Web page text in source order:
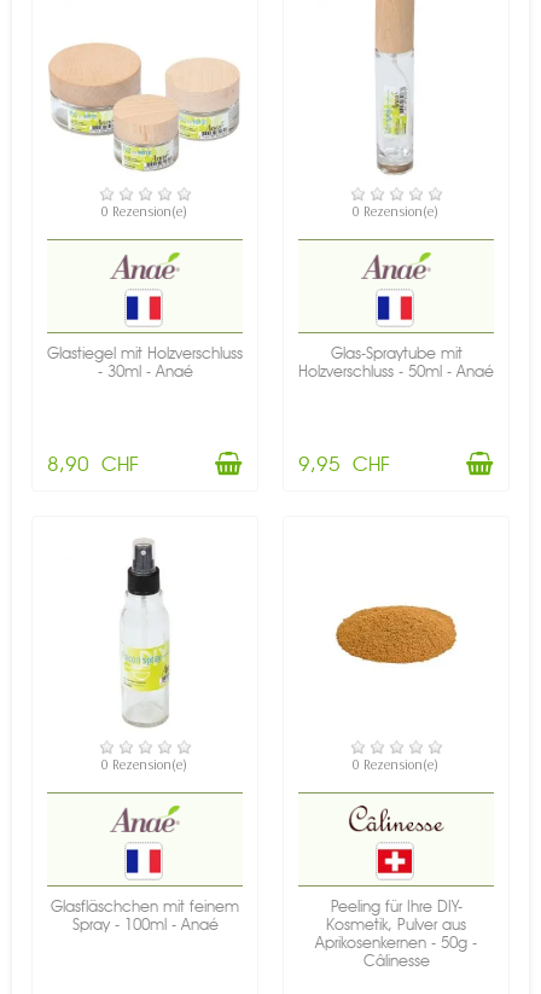
VERFÜGBAR
0 Rezension(e)
Glastiegel mit Holzverschluss
- 30ml - Anaé
8,90 CHF
VERFÜGBAR
0 Rezension(e)
Glas-Spraytube mit
Holzverschluss - 50ml - Anaé
9,95 CHF
VERFÜGBAR
0 Rezension(e)
Glasfläschchen mit feinem
Spray - 100ml - Anaé
ARTIKEL NUR NOCH IN
ANDERER VARIANTE
0 Rezension(e)
Peeling für Ihre DIY-
Kosmetik, Pulver aus
Aprikosenkernen - 50g -
Câlinesse